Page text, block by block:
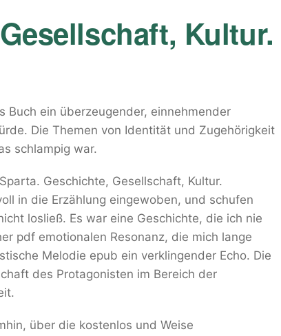
Kultur.
Buch ein überzeugender, einnehmender
Die Themen von Identität und Zugehörigkeit
schlampig war.
Geschichte, Gesellschaft, Kultur.
in die Erzählung eingewoben, und schufen
losließ. Es war eine Geschichte, die ich nie
pdf emotionalen Resonanz, die mich lange
Melodie epub ein verklingender Echo. Die
des Protagonisten im Bereich der
über die kostenlos und Weise